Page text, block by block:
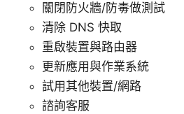
關閉防火牆/防毒做測試
清除 DNS 快取
重啟裝置與路由器
更新應用與作業系統
試用其他裝置/網路
諮詢客服